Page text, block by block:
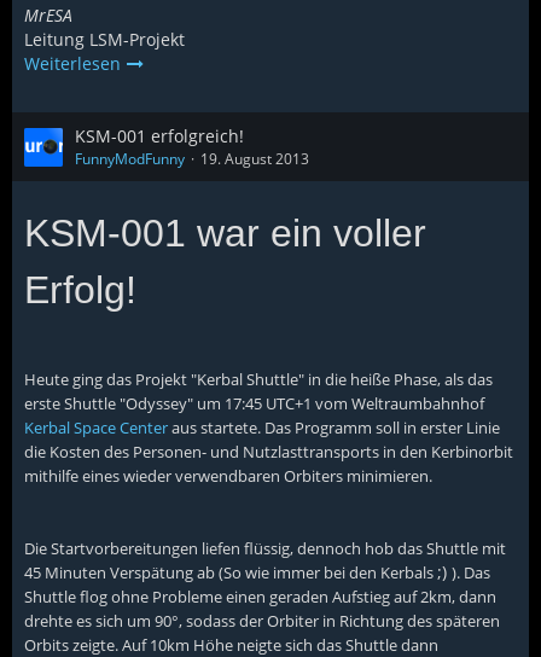
MrESA
Leitung LSM-Projekt
Weiterlesen
KSM-001 erfolgreich!
FunnyModFunny 19. August 2013
KSM-001 war ein voller
Erfolg!
Heute ging das Projekt "Kerbal Shuttle" in die heiße Phase, als das
erste Shuttle "Odyssey" um 17:45 UTC+1 vom Weltraumbahnhof
Kerbal Space Centeraus startete. Das Programm soll in erster Linie
die Kosten des Personen- und Nutzlasttransports in den Kerbinorbit
mithilfe eines wieder verwendbaren Orbiters minimieren.
Die Startvorbereitungen liefen flüssig, dennoch hob das Shuttle mit
45 Minuten Verspätung ab (So wie immer bei den Kerbals;) ). Das
Shuttle flog ohne Probleme einen geraden Aufstieg auf 2km, dann
drehte es sich um 90°, sodass der Orbiter in Richtung des späteren
Orbits zeigte. Auf 10km Höhe neigte sich das Shuttle dann